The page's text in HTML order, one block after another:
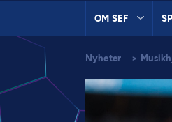
OM SEF
Nyheter >